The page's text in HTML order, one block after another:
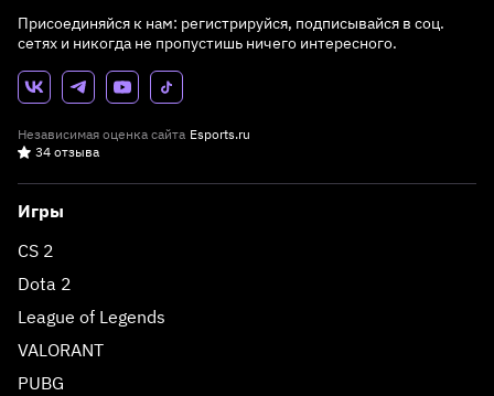
Присоединяйся к нам: регистрируйся, подписывайся в соц.
сетях и никогда не пропустишь ничего интересного.
Независимая оценка сайта Esports.ru
34 отзыва
Игры
CS 2
Dota 2
League of Legends
VALORANT
PUBG